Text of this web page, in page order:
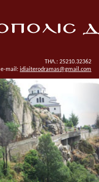
ΤΗΛ.: 25210.32362
e-mail: idiaiterodramas@gmail.com